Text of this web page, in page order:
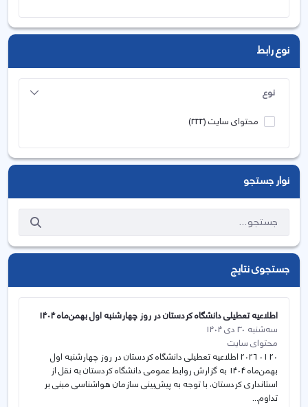
نوع رابط
نوع
محتوای سایت(333)
نوار جستجو
جستجوی نتایج
اطلاعیه تعطیلی دانشگاه کردستان در روز چهارشنبه اول بهمن‌ماه 1404
سه‌شنبه 30 دی 1404
محتوای سایت
20 01 2026 اطلاعیه تعطیلی دانشگاه کردستان در روز چهارشنبه اول
بهمن‌ماه 1404 به گزارش روابط عمومی دانشگاه کردستان به نقل از
استانداری کردستان، با توجه به پیش‌بینی سازمان هواشناسی مبنی بر
تداوم‌...